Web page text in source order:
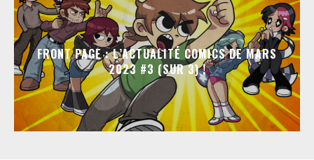
FRONT PAGE : L’ACTUALITÉ COMICS DE MARS
2023 #3 (SUR 3) !